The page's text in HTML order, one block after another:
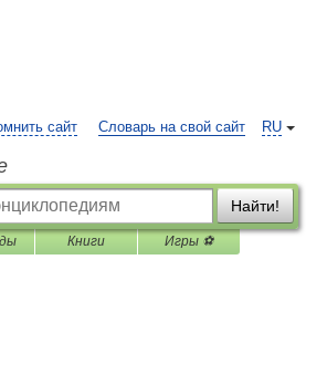
RU
сайт Словарь на свой сайт
Найти!
Книги Игры ⚽